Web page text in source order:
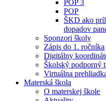
POP 3
POP
ŠKD ako
dopadov
Sponzori školy
Zápis do 1. ročníka
Digitálny
Školský podporný
Virtuálna
Materská škola
O materskej škole